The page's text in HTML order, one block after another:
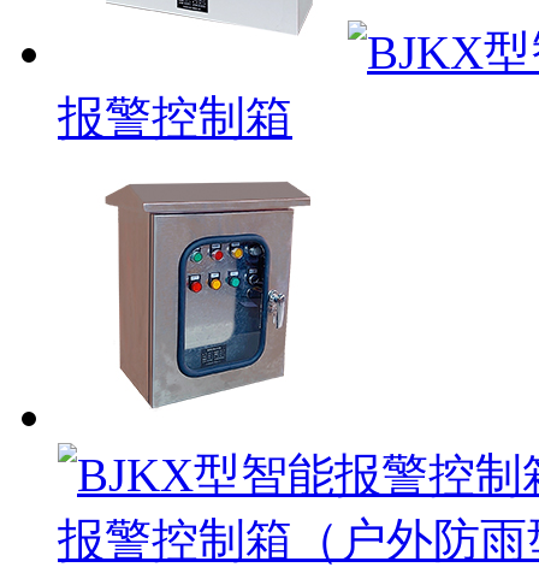
报警控制箱
报警控制箱（户外防雨